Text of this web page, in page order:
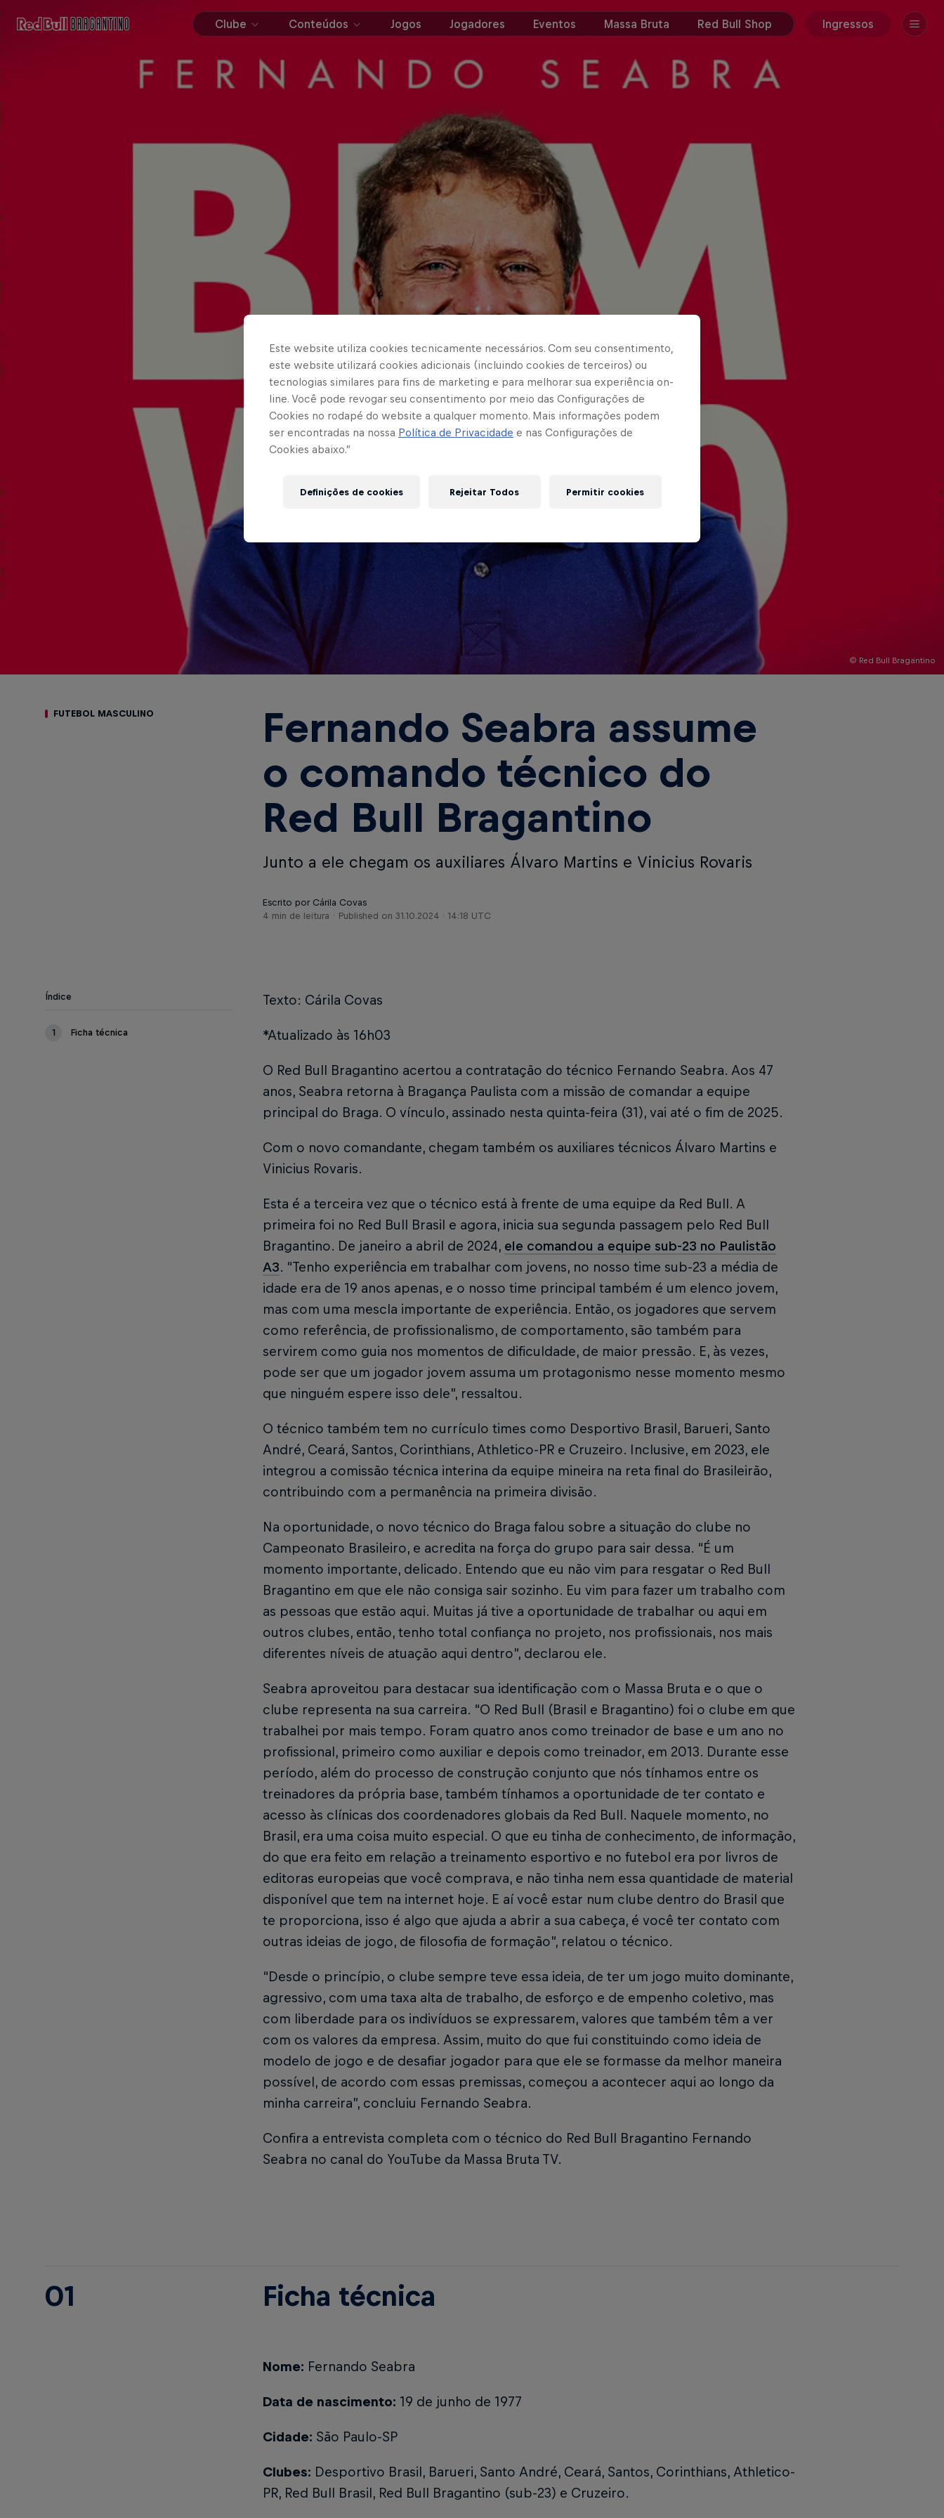
Clube Conteúdos Jogos Jogadores Eventos Massa Bruta Red Bull Shop Ingressos
© Red Bull Bragantino
FUTEBOL MASCULINO
Fernando Seabra assume
o comando técnico do
Red Bull Bragantino
Junto a ele chegam os auxiliares Álvaro Martins e Vinicius Rovaris
Escrito por Cárila Covas
4 min de leitura
Published on 31.10.2024 · 14:18 UTC
Índice
1 Ficha técnica
Texto: Cárila Covas
*Atualizado às 16h03
O Red Bull Bragantino acertou a contratação do técnico Fernando Seabra. Aos 47
anos, Seabra retorna à Bragança Paulista com a missão de comandar a equipe
principal do Braga. O vínculo, assinado nesta quinta-feira (31), vai até o fim de 2025.
Com o novo comandante, chegam também os auxiliares técnicos Álvaro Martins e
Vinicius Rovaris.
Esta é a terceira vez que o técnico está à frente de uma equipe da Red Bull. A
primeira foi no Red Bull Brasil e agora, inicia sua segunda passagem pelo Red Bull
Bragantino. De janeiro a abril de 2024, ele comandou a equipe sub-23 no Paulistão
A3. “Tenho experiência em trabalhar com jovens, no nosso time sub-23 a média de
idade era de 19 anos apenas, e o nosso time principal também é um elenco jovem,
mas com uma mescla importante de experiência. Então, os jogadores que servem
como referência, de profissionalismo, de comportamento, são também para
servirem como guia nos momentos de dificuldade, de maior pressão. E, às vezes,
pode ser que um jogador jovem assuma um protagonismo nesse momento mesmo
que ninguém espere isso dele”, ressaltou.
O técnico também tem no currículo times como Desportivo Brasil, Barueri, Santo
André, Ceará, Santos, Corinthians, Athletico-PR e Cruzeiro. Inclusive, em 2023, ele
integrou a comissão técnica interina da equipe mineira na reta final do Brasileirão,
contribuindo com a permanência na primeira divisão.
Na oportunidade, o novo técnico do Braga falou sobre a situação do clube no
Campeonato Brasileiro, e acredita na força do grupo para sair dessa. “É um
momento importante, delicado. Entendo que eu não vim para resgatar o Red Bull
Bragantino em que ele não consiga sair sozinho. Eu vim para fazer um trabalho com
as pessoas que estão aqui. Muitas já tive a oportunidade de trabalhar ou aqui em
outros clubes, então, tenho total confiança no projeto, nos profissionais, nos mais
diferentes níveis de atuação aqui dentro”, declarou ele.
Seabra aproveitou para destacar sua identificação com o Massa Bruta e o que o
clube representa na sua carreira. “O Red Bull (Brasil e Bragantino) foi o clube em que
trabalhei por mais tempo. Foram quatro anos como treinador de base e um ano no
profissional, primeiro como auxiliar e depois como treinador, em 2013. Durante esse
período, além do processo de construção conjunto que nós tínhamos entre os
treinadores da própria base, também tínhamos a oportunidade de ter contato e
acesso às clínicas dos coordenadores globais da Red Bull. Naquele momento, no
Brasil, era uma coisa muito especial. O que eu tinha de conhecimento, de informação,
do que era feito em relação a treinamento esportivo e no futebol era por livros de
editoras europeias que você comprava, e não tinha nem essa quantidade de material
disponível que tem na internet hoje. E aí você estar num clube dentro do Brasil que
te proporciona, isso é algo que ajuda a abrir a sua cabeça, é você ter contato com
outras ideias de jogo, de filosofia de formação”, relatou o técnico.
“Desde o princípio, o clube sempre teve essa ideia, de ter um jogo muito dominante,
agressivo, com uma taxa alta de trabalho, de esforço e de empenho coletivo, mas
com liberdade para os indivíduos se expressarem, valores que também têm a ver
com os valores da empresa. Assim, muito do que fui constituindo como ideia de
modelo de jogo e de desafiar jogador para que ele se formasse da melhor maneira
possível, de acordo com essas premissas, começou a acontecer aqui ao longo da
minha carreira”, concluiu Fernando Seabra.
Confira a entrevista completa com o técnico do Red Bull Bragantino Fernando
Seabra no canal do YouTube da Massa Bruta TV.
01 Ficha técnica
Nome: Fernando Seabra
Data de nascimento: 19 de junho de 1977
Cidade: São Paulo-SP
Clubes: Desportivo Brasil, Barueri, Santo André, Ceará, Santos, Corinthians, Athletico-
PR, Red Bull Brasil, Red Bull Bragantino (sub-23) e Cruzeiro.
Este website utiliza cookies tecnicamente necessários. Com seu consentimento,
este website utilizará cookies adicionais (incluindo cookies de terceiros) ou
tecnologias similares para fins de marketing e para melhorar sua experiência on-
line. Você pode revogar seu consentimento por meio das Configurações de
Cookies no rodapé do website a qualquer momento. Mais informações podem
ser encontradas na nossa Política de Privacidade e nas Configurações de
Cookies abaixo.”
Definições de cookies Rejeitar Todos Permitir cookies